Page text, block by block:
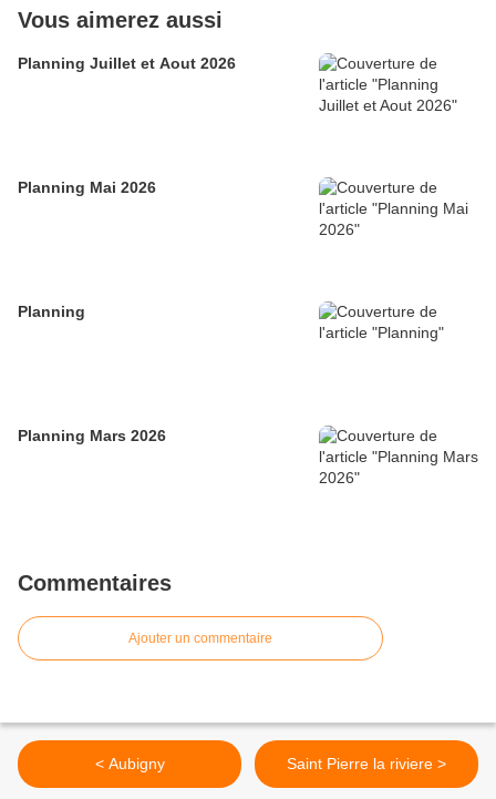
Vous aimerez aussi
Planning Juillet et Aout 2026
Planning Mai 2026
Planning
Planning Mars 2026
Commentaires
Ajouter un commentaire
< Aubigny Saint Pierre la riviere >